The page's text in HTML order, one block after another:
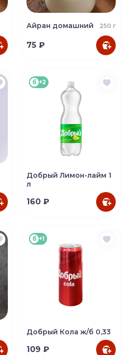
Айран домашний 250 г
75 ₽
б +2
Добрый Лимон-лайм 1
л
160 ₽
б +1
Добрый Кола ж/б 0,33
109 ₽